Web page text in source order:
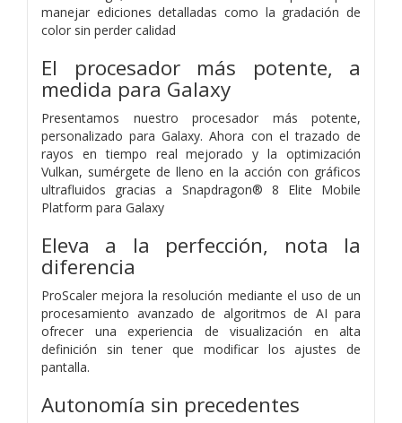
manejar ediciones detalladas como la gradación de
color sin perder calidad
El procesador más potente, a
medida para Galaxy
Presentamos nuestro procesador más potente,
personalizado para Galaxy. Ahora con el trazado de
rayos en tiempo real mejorado y la optimización
Vulkan, sumérgete de lleno en la acción con gráficos
ultrafluidos gracias a Snapdragon® 8 Elite Mobile
Platform para Galaxy
Eleva a la perfección, nota la
diferencia
ProScaler mejora la resolución mediante el uso de un
procesamiento avanzado de algoritmos de AI para
ofrecer una experiencia de visualización en alta
definición sin tener que modificar los ajustes de
pantalla.
Autonomía sin precedentes